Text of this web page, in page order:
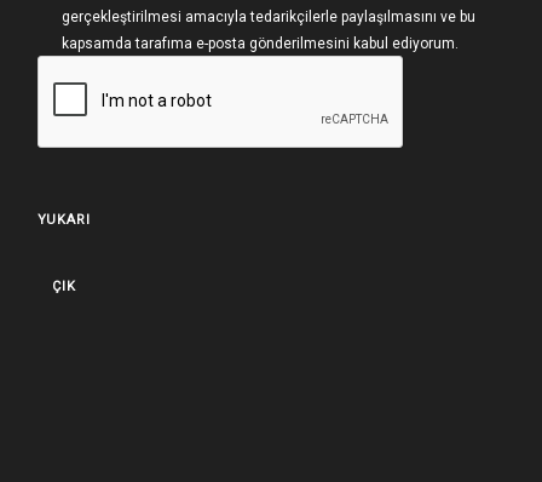
gerçekleştirilmesi amacıyla tedarikçilerle paylaşılmasını ve bu
kapsamda tarafıma e-posta gönderilmesini kabul ediyorum.
YUKARI
ÇIK